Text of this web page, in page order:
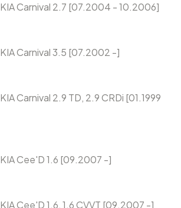
KIA Carnival 2.7 [07.2004 - 10.2006]
KIA Carnival 3.5 [07.2002 -]
KIA Carnival 2.9 TD, 2.9 CRDi [01.1999
KIA Cee'D 1.6 [09.2007 -]
KIA Cee'D 1.6, 1.6 CVVT [09.2007 -]